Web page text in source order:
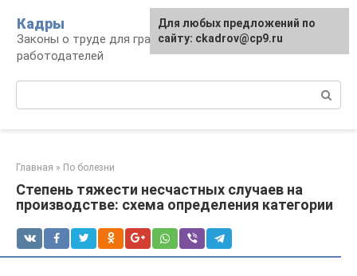
контенту
Кадры
Законы о труде для граждан и
работодателей
Главная » По болезни
Степень тяжести несчастных случаев на
производстве: схема определения категории
Для любых предложений по
сайту: ckadrov@cp9.ru